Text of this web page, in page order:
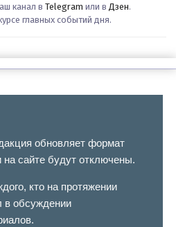
канал в Telegram или в Дзен.
главных событий дня.
обновляет формат
сайте будут отключены.
кто на протяжении
в обсуждении